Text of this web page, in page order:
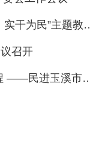
干为民”主题教
召开